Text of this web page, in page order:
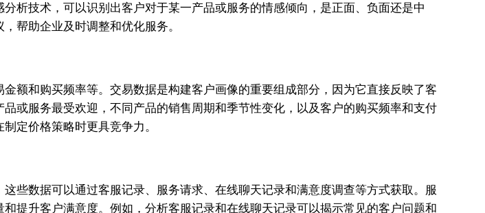
析技术，可以识别出客户对于某一产品或服务的情感倾向，是正面、负面还是中
帮助企业及时调整和优化服务。
额和购买频率等。交易数据是构建客户画像的重要组成部分，因为它直接反映了客
或服务最受欢迎，不同产品的销售周期和季节性变化，以及客户的购买频率和支付
定价格策略时更具竞争力。
些数据可以通过客服记录、服务请求、在线聊天记录和满意度调查等方式获取。服
提升客户满意度。例如，分析客服记录和在线聊天记录可以揭示常见的客户问题和